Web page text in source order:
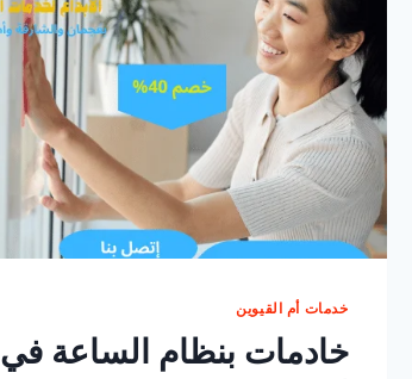
خدمات أم القيوين
خادمات بنظام الساعة في